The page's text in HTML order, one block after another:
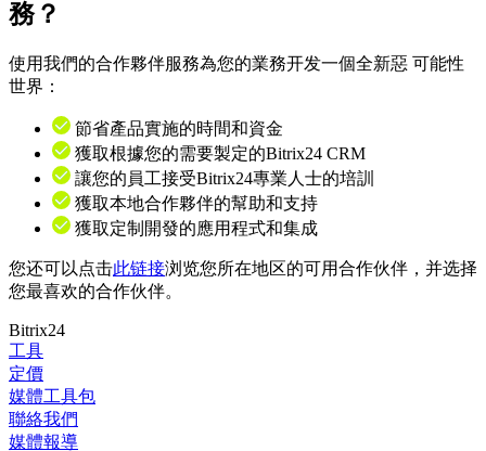
務？
使用我們的合作夥伴服務為您的業務开发一個全新惡 可能性
世界：
節省產品實施的時間和資金
獲取根據您的需要製定的Bitrix24 CRM
讓您的員工接受Bitrix24專業人士的培訓
獲取本地合作夥伴的幫助和支持
獲取定制開發的應用程式和集成
您还可以点击此链接浏览您所在地区的可用合作伙伴，并选择
您最喜欢的合作伙伴。
Bitrix24
工具
定價
媒體工具包
聯絡我們
媒體報導